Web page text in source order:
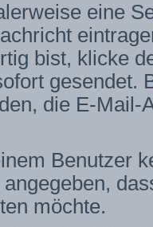
eine
bist, klicke
gesendet.
die E-Mail-
Benutzer
möchte.